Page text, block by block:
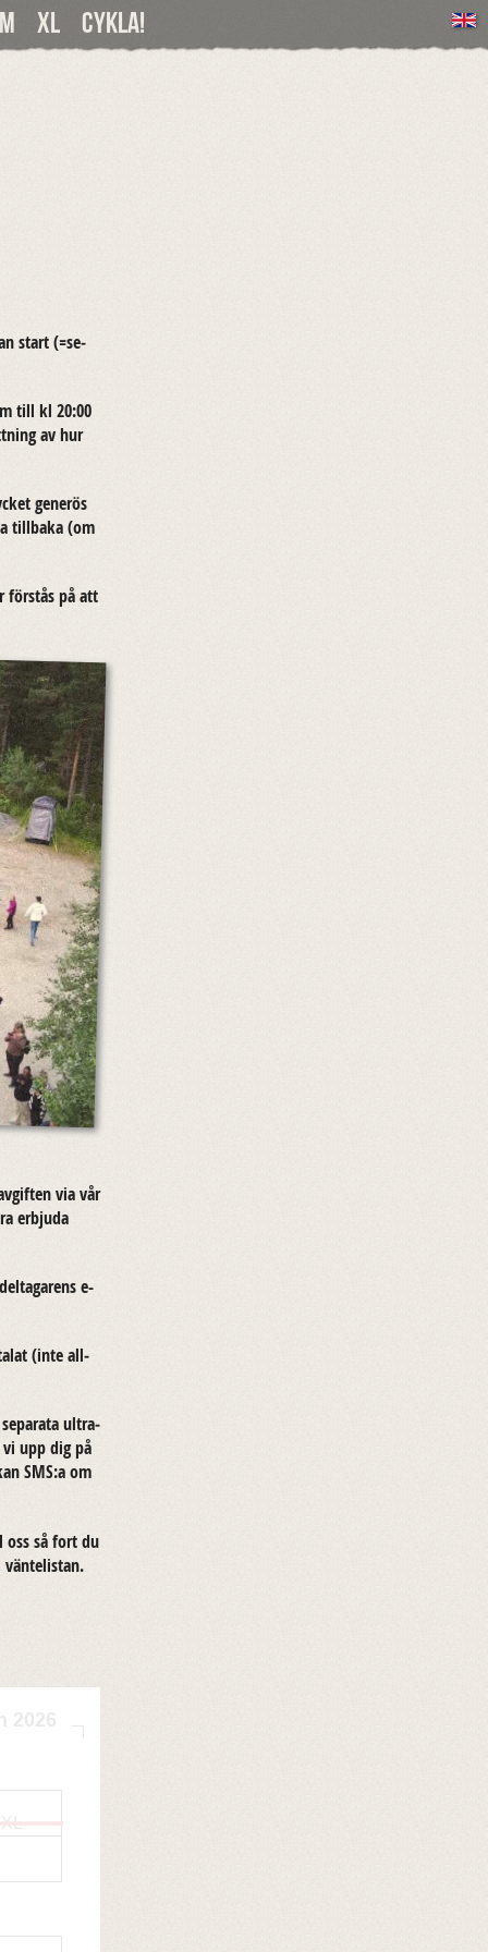
XL Cykla!
start (=se­
till kl 20:00
av hur
ge­ne­rös
till­ba­ka (om
för­stås på att
via vår
er­bju­da
e-​
(inte all­
ult­ra­
upp dig på
SMS:a om
oss så fort du
XL